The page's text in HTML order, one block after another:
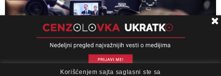
Ministarstvo informisanja, opštine i gradovi ne
opterećuju se zakonom kada treba dati milione
Impresum Podrška Kontakt Newsletter
Korišćenjem sajta saglasni ste sa